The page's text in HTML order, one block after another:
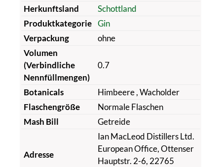
Herkunftsland
Schottland
Produktkategorie Gin
Verpackung
ohne
Volumen
(Verbindliche
Nennfüllmengen)
0.7
Botanicals Himbeere, Wacholder
Flaschengröße
Normale Flaschen
Mash Bill
Getreide
Adresse
Ian MacLeod Distillers Ltd.
European Office, Ottenser
Hauptstr. 2-6, 22765